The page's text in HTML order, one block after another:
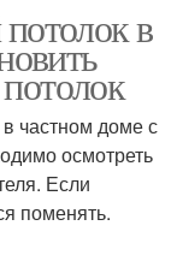
летней кухне в
частном доме с
осмотреть
Если
поменять.